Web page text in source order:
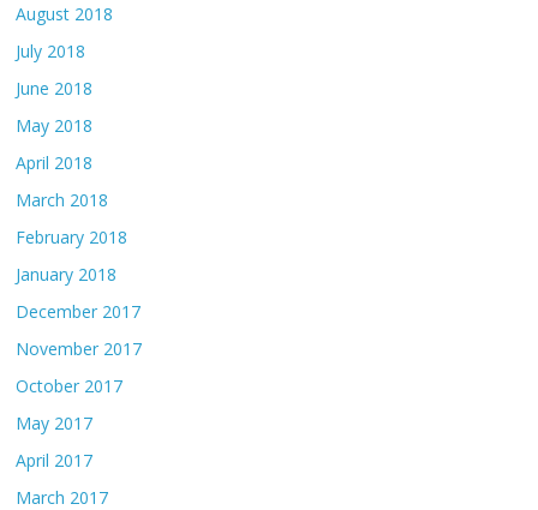
August 2018
July 2018
June 2018
May 2018
April 2018
March 2018
February 2018
January 2018
December 2017
November 2017
October 2017
May 2017
April 2017
March 2017